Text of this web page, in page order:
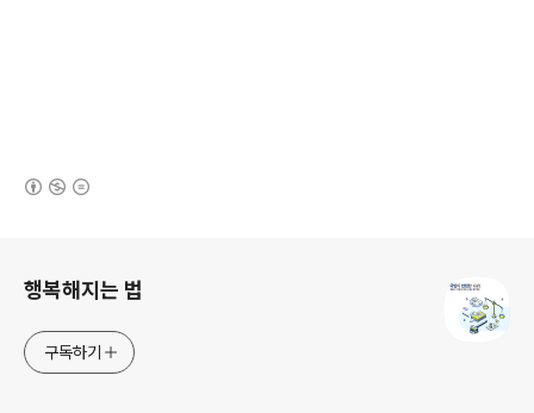
행복해지는 법
구독하기